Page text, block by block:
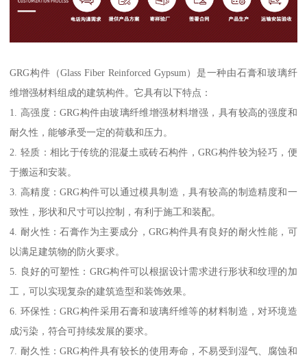
GRG构件（Glass Fiber Reinforced Gypsum）是一种由石膏和玻璃纤
维增强材料组成的建筑构件。它具有以下特点：
1. 高强度：GRG构件由玻璃纤维增强材料增强，具有较高的强度和
耐久性，能够承受一定的荷载和压力。
2. 轻质：相比于传统的混凝土或砖石构件，GRG构件较为轻巧，便
于搬运和安装。
3. 高精度：GRG构件可以通过模具制造，具有较高的制造精度和一
致性，形状和尺寸可以控制，有利于施工和装配。
4. 耐火性：石膏作为主要成分，GRG构件具有良好的耐火性能，可
以满足建筑物的防火要求。
5. 良好的可塑性：GRG构件可以根据设计需求进行形状和纹理的加
工，可以实现复杂的建筑造型和装饰效果。
6. 环保性：GRG构件采用石膏和玻璃纤维等的材料制造，对环境造
成污染，符合可持续发展的要求。
7. 耐久性：GRG构件具有较长的使用寿命，不易受到湿气、腐蚀和